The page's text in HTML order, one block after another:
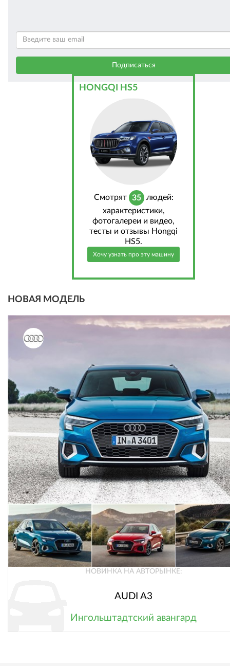
HONGQI HS5
Cмотрят 35 людей:
характеристики,
фотогалереи и видео,
тесты и отзывы Hongqi
HS5.
Хочу узнать про эту машину
НОВАЯ МОДЕЛЬ
НОВИНКА НА АВТОРЫНКЕ:
AUDI A3
Ингольштадтский авангард